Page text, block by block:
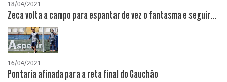
18/04/2021
Zeca volta a campo para espantar de vez o fantasma e seguir...
16/04/2021
Pontaria afinada para a reta final do Gauchão